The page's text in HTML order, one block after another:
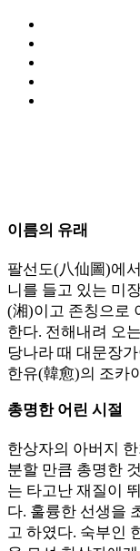
이름의 유래
팔선도(八仙圖)에
니를 들고 있는 미
(湘)이고 존칭으로
한다. 전해내려 오
당나라 때 대문장
한유(韓愈)의 조카
총명한 어린 시절
한상자의 아버지
분할 만큼 총명한
는 타고난 재질이
다. 훌륭한 선생을
고 하였다. 숙부인